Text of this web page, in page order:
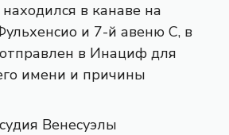
в канаве на
и 7-й авеню С, в
в Инациф для
имени и причины
Венесуэлы